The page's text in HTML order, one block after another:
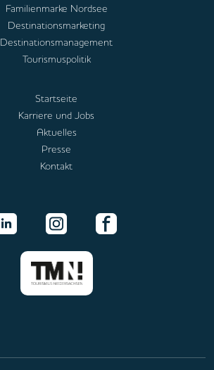
Familienmarke Nordsee
Destinationsmarketing
Destinationsmanagement
Tourismuspolitik
Startseite
Karriere und Jobs
Aktuelles
Presse
Kontakt